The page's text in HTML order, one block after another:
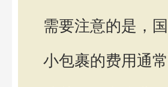
需要注意的是，
小包裹的费用通